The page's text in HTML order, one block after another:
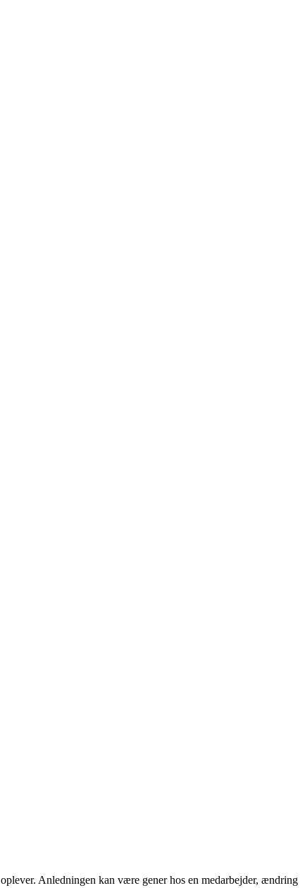
Anledningen kan være gener hos en medarbejder, ændring